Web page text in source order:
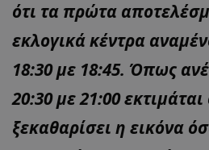
ότι τα πρώτα
εκλογικά κέντρα
18:30 με 18:45. Όπως
20:30 με 21:00 εκτιμάται
ξεκαθαρίσει η εικόνα